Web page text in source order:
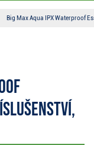
Big Max Aqua IPX Waterproof